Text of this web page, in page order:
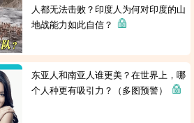
人都无法击败？印度人为何对印度的山
地战能力如此自信？
东亚人和南亚人谁更美？在世界上，哪
个人种更有吸引力？（多图预警）